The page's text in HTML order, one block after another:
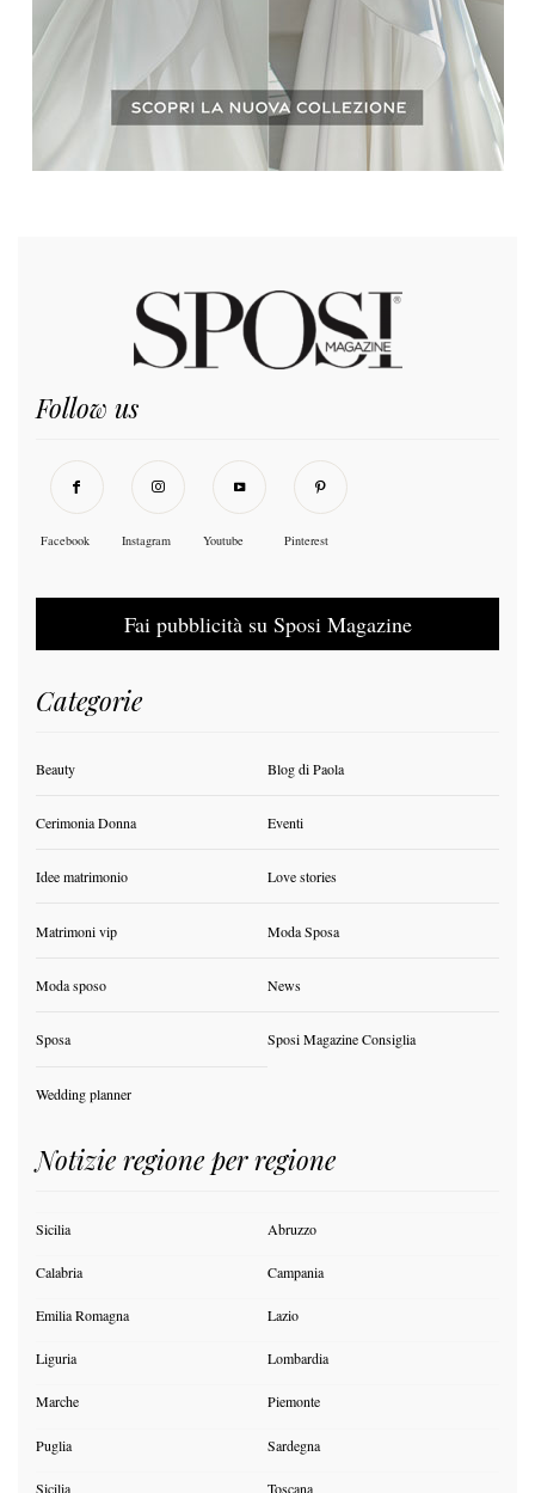
Follow us
Facebook Instagram Youtube Pinterest
Fai pubblicità su Sposi Magazine
Categorie
Beauty Blog di Paola
Cerimonia Donna Eventi
Idee matrimonio Love stories
Matrimoni vip Moda Sposa
Moda sposo News
Sposa Sposi Magazine Consiglia
Wedding planner
Notizie regione per regione
Sicilia Abruzzo
Calabria Campania
Emilia Romagna Lazio
Liguria Lombardia
Marche Piemonte
Puglia Sardegna
Sicilia Toscana